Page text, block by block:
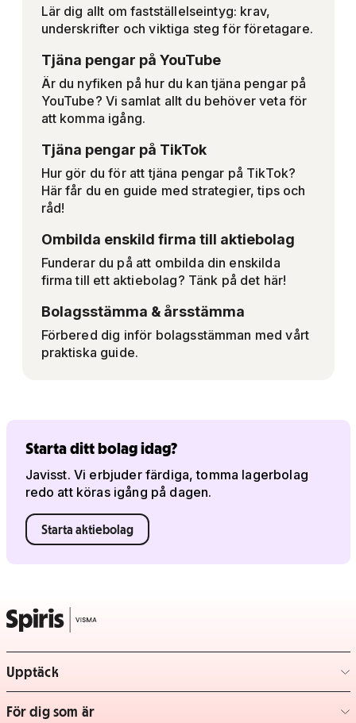
Lär dig allt om fastställelseintyg: krav,
underskrifter och viktiga steg för företagare.
Tjäna pengar på YouTube
Är du nyfiken på hur du kan tjäna pengar på
YouTube? Vi samlat allt du behöver veta för
att komma igång.
Tjäna pengar på TikTok
Hur gör du för att tjäna pengar på TikTok?
Här får du en guide med strategier, tips och
råd!
Ombilda enskild firma till aktiebolag
Funderar du på att ombilda din enskilda
firma till ett aktiebolag? Tänk på det här!
Bolagsstämma & årsstämma
Förbered dig inför bolagsstämman med vårt
praktiska guide.
Starta ditt bolag idag?
Javisst. Vi erbjuder färdiga, tomma lagerbolag
redo att köras igång på dagen.
Starta aktiebolag
Upptäck
– klicka för att expandera lista
För dig som är